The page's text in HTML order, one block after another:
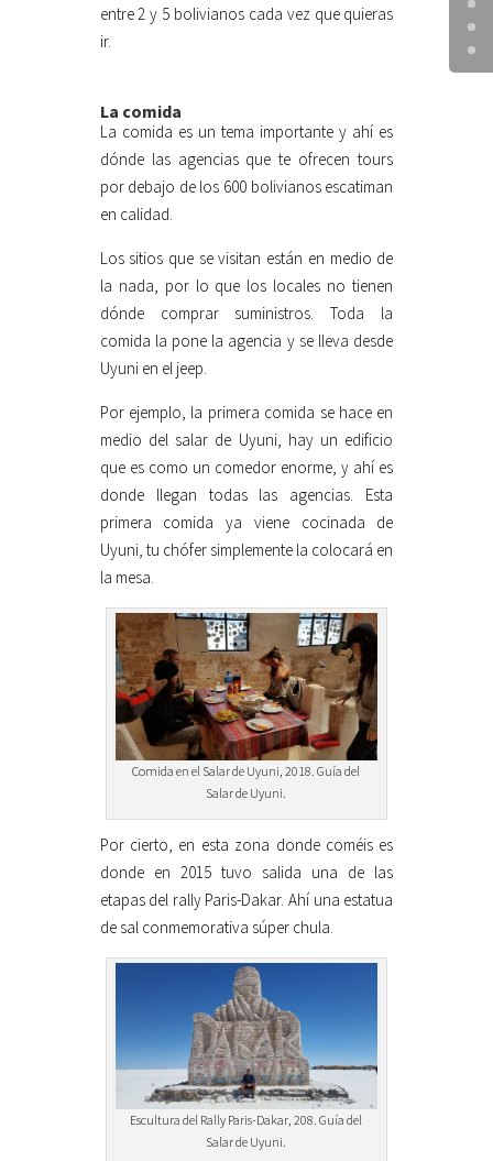
entre 2 y 5 bolivianos cada vez que quieras
ir.
La comida
La comida es un tema importante y ahí es
dónde las agencias que te ofrecen tours
por debajo de los 600 bolivianos escatiman
en calidad.
Los sitios que se visitan están en medio de
la nada, por lo que los locales no tienen
dónde comprar suministros. Toda la
comida la pone la agencia y se lleva desde
Uyuni en el jeep.
Por ejemplo, la primera comida se hace en
medio del salar de Uyuni, hay un edificio
que es como un comedor enorme, y ahí es
donde llegan todas las agencias. Esta
primera comida ya viene cocinada de
Uyuni, tu chófer simplemente la colocará en
la mesa.
Comida en el Salar de Uyuni, 2018. Guía del
Salar de Uyuni.
Por cierto, en esta zona donde coméis es
donde en 2015 tuvo salida una de las
etapas del rally Paris-Dakar. Ahí una estatua
de sal conmemorativa súper chula.
Escultura del Rally Paris-Dakar, 208. Guía del
Salar de Uyuni.